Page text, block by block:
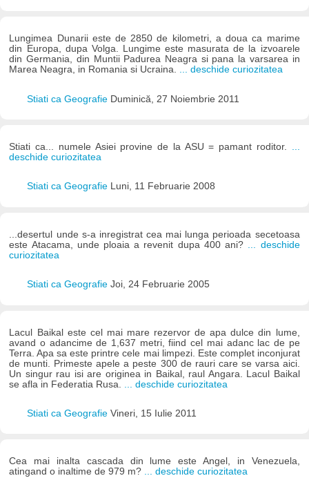
Lungimea Dunarii este de 2850 de kilometri, a doua ca marime
din Europa, dupa Volga. Lungime este masurata de la izvoarele
din Germania, din Muntii Padurea Neagra si pana la varsarea in
Marea Neagra, in Romania si Ucraina. ... deschide curiozitatea
Stiati ca Geografie Duminică, 27 Noiembrie 2011
Stiati ca... numele Asiei provine de la ASU = pamant roditor. ...
deschide curiozitatea
Stiati ca Geografie Luni, 11 Februarie 2008
...desertul unde s-a inregistrat cea mai lunga perioada secetoasa
este Atacama, unde ploaia a revenit dupa 400 ani?
... deschide
curiozitatea
Stiati ca Geografie Joi, 24 Februarie 2005
Lacul Baikal este cel mai mare rezervor de apa dulce din lume,
avand o adancime de 1,637 metri, fiind cel mai adanc lac de pe
Terra. Apa sa este printre cele mai limpezi. Este complet inconjurat
de munti. Primeste apele a peste 300 de rauri care se varsa aici.
Un singur rau isi are originea in Baikal, raul Angara. Lacul Baikal
se afla in Federatia Rusa.
... deschide curiozitatea
Stiati ca Geografie Vineri, 15 Iulie 2011
Cea mai inalta cascada din lume este Angel, in Venezuela,
atingand o inaltime de 979 m? ... deschide curiozitatea